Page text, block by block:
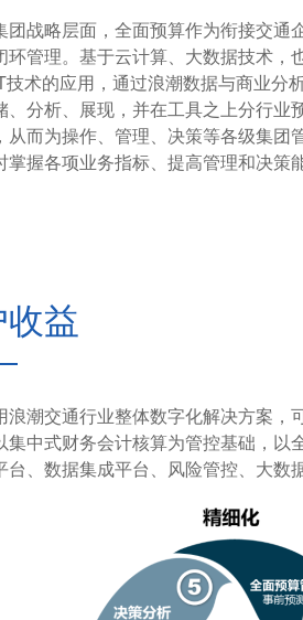
略层面，全面预算作为衔接交通
环管理。基于云计算、大数据技术，
技术的应用，通过浪潮数据与商业分
、分析、展现，并在工具之上分行
从而为操作、管理、决策等各级集
掌握各项业务指标、提高管理和决策
益
交通行业整体数字化解决方案，
集中式财务会计核算为管控基础，
台、数据集成平台、风险管控、大数